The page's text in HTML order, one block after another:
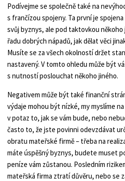
Podívejme se společně také na
s frančízou spojeny. Ta první je
svůj byznys, ale pod taktovkou někoho
řadu dobrých nápadů, jak dělat věci
Musíte se za všech okolností držet
nastavený. V tomto ohledu může být
s nutností poslouchat někoho jiného.
Negativem může být také finanční
výdaje mohou být nízké, my myslíme
v potaz to, jak se vám bude, nebo
často to, že jste povinni odevzdávat
obratu mateřské firmě – třeba na
máte úspěšný byznys, budete muset
peníze vám zůstanou. Posledním
mateřská firma ztratí důvěru, nebo se